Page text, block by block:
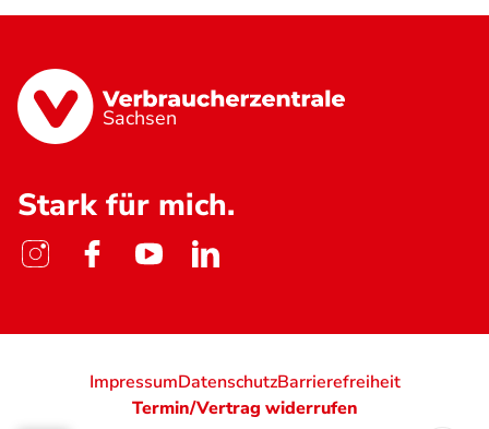
Sachsen
Stark für mich.
ImpressumDatenschutzBarrierefreiheit
Termin/Vertrag widerrufen